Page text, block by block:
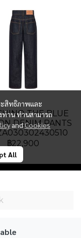
THE BLUE
DENIM PANTS
฿22,900
ะสิทธิภาพและ
ท่าน ท่านสามารถ
andCookies
All
Room 6B-3, 999